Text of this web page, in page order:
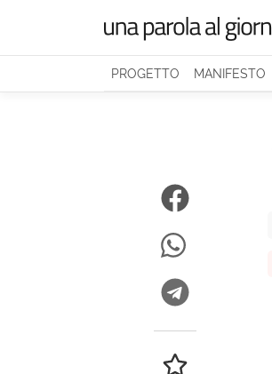
PROGETTO MANIFESTO